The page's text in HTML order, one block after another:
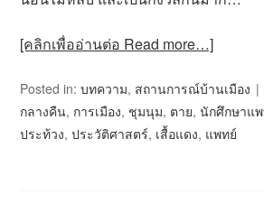
[คลิกเพื่ออ่านต่อ Read more…]
Posted in:บทความ, สถานการณ์บ้านเมือง
กลางคืน, การเมือง, ชุมนุม, ตาย,นักศึกษาแ
ประท้วง,ประวัติศาสตร์, เสื้อแดง, แพทย์